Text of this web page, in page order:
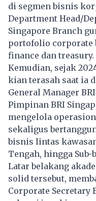
di segmen bisnis
Department Head/
Singapore Branch
portofolio corporate
finance dan treasury.
Kemudian, sejak
kian terasah saat ia
General Manager
Pimpinan BRI
mengelola
sekaligus
bisnis lintas
Tengah, hingga Sub-
Latar belakang
solid tersebut,
Corporate Secretary